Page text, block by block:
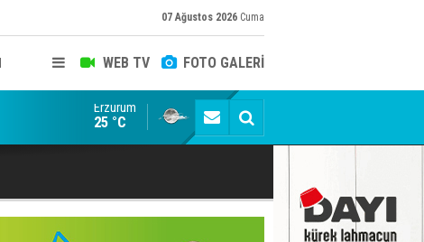
07 Ağustos 2026 Cuma
WEB TV FOTO GALERİ
Konuşanlar'a katıldı, söyledikleri başına iş açtı!
Erzurum
25 °C